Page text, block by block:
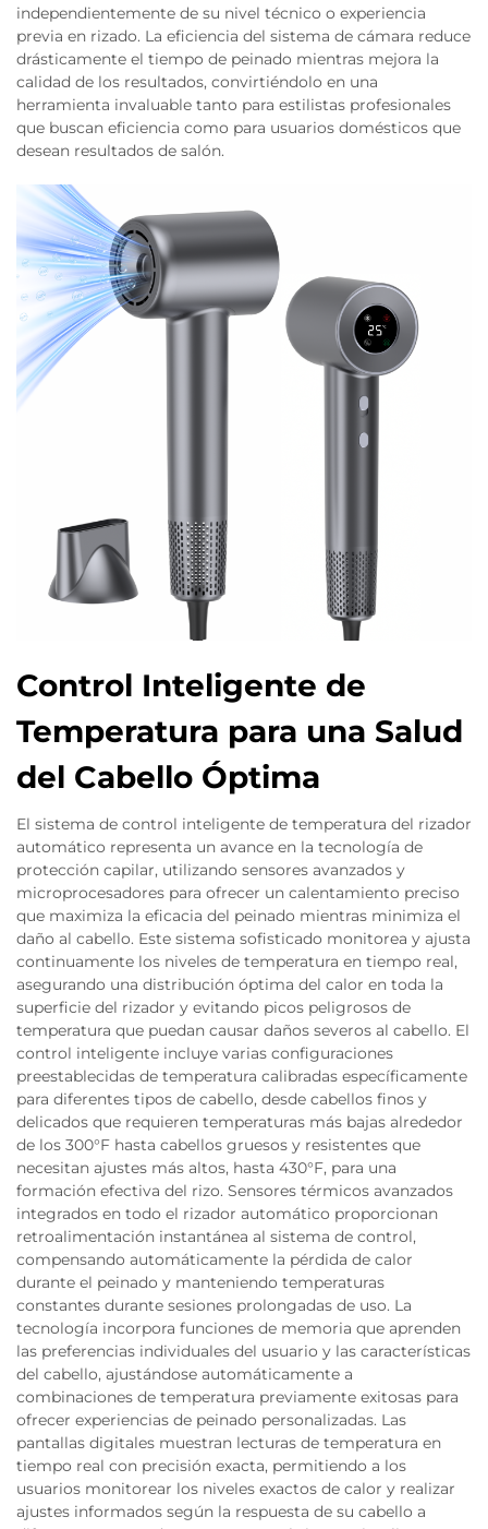
independientemente de su nivel técnico o experiencia
previa en rizado. La eficiencia del sistema de cámara reduce
drásticamente el tiempo de peinado mientras mejora la
calidad de los resultados, convirtiéndolo en una
herramienta invaluable tanto para estilistas profesionales
que buscan eficiencia como para usuarios domésticos que
desean resultados de salón.
Control Inteligente de
Temperatura para una Salud
del Cabello Óptima
El sistema de control inteligente de temperatura del rizador
automático representa un avance en la tecnología de
protección capilar, utilizando sensores avanzados y
microprocesadores para ofrecer un calentamiento preciso
que maximiza la eficacia del peinado mientras minimiza el
daño al cabello. Este sistema sofisticado monitorea y ajusta
continuamente los niveles de temperatura en tiempo real,
asegurando una distribución óptima del calor en toda la
superficie del rizador y evitando picos peligrosos de
temperatura que puedan causar daños severos al cabello. El
control inteligente incluye varias configuraciones
preestablecidas de temperatura calibradas específicamente
para diferentes tipos de cabello, desde cabellos finos y
delicados que requieren temperaturas más bajas alrededor
de los 300°F hasta cabellos gruesos y resistentes que
necesitan ajustes más altos, hasta 430°F, para una
formación efectiva del rizo. Sensores térmicos avanzados
integrados en todo el rizador automático proporcionan
retroalimentación instantánea al sistema de control,
compensando automáticamente la pérdida de calor
durante el peinado y manteniendo temperaturas
constantes durante sesiones prolongadas de uso. La
tecnología incorpora funciones de memoria que aprenden
las preferencias individuales del usuario y las características
del cabello, ajustándose automáticamente a
combinaciones de temperatura previamente exitosas para
ofrecer experiencias de peinado personalizadas. Las
pantallas digitales muestran lecturas de temperatura en
tiempo real con precisión exacta, permitiendo a los
usuarios monitorear los niveles exactos de calor y realizar
ajustes informados según la respuesta de su cabello a